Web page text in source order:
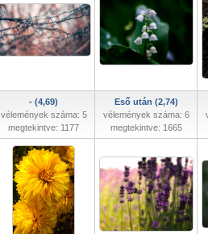
- (4,69)
vélemények száma: 5
megtekintve: 1177
Eső után (2,74)
vélemények száma: 6
megtekintve: 1665